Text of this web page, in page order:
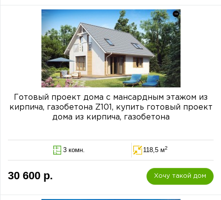
Готовый проект дома с мансардным этажом из
кирпича, газобетона Z101, купить готовый проект
дома из кирпича, газобетона
3 комн. 118,5 м2
30 600 р. Хочу такой дом